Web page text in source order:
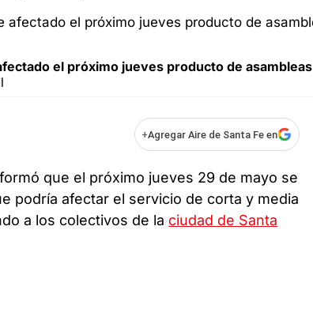
el próximo jueves producto de asambleas
+Agregar Aire de Santa Fe en
que el próximo jueves 29 de mayo se
podría afectar el servicio de corta y media
a los colectivos de la ciudad de Santa